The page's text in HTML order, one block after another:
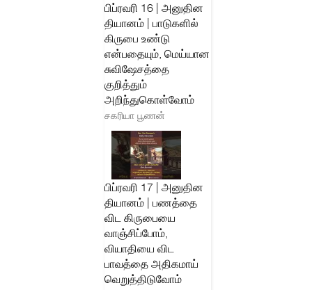
பிப்ரவரி 16 | அனுதின
தியானம் | பாடுகளில்
கிருபை உண்டு
என்பதையும், மெய்யான
சுவிஷேசத்தை
குறித்தும்
அறிந்துகொள்வோம்
சகரியா பூணன்
பிப்ரவரி 17 | அனுதின
தியானம் | பணத்தை
விட கிருபையை
வாஞ்சிப்போம்,
வியாதியை விட
பாவத்தை அதிகமாய்
வெறுத்திடுவோம்